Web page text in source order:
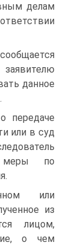
делам
данное
передаче
или в суд
меры по
или
из
лицом,
о чем